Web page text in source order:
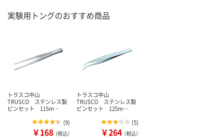
実験用トングのおすすめ商品
トラスコ中山
TRUSCO ステンレス製
ピンセット 115m…
(9)
￥168 （税込）
トラスコ中山
TRUSCO ステンレス製
ピンセット 125m…
(5)
￥264 （税込）